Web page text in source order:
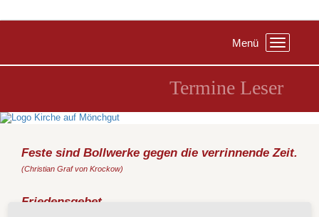
Toggle
Menü
Termine Leser
Feste sind Bollwerke gegen die verrinnende Zeit.
(Christian Graf von Krockow)
Friedensgebet